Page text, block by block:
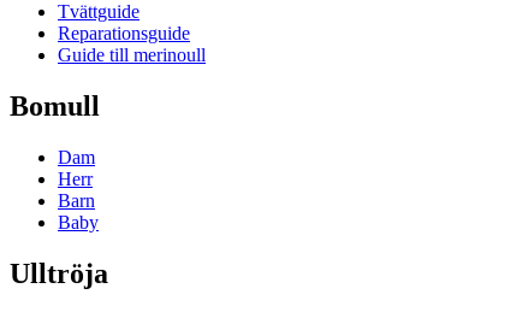
Tvättguide
Reparationsguide
Guide till merinoull
Bomull
Dam
Herr
Barn
Baby
Ulltröja